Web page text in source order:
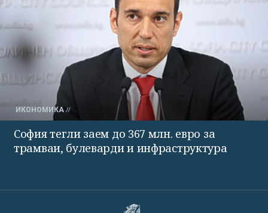
ИКОНОМИКА
София тегли заем до 367 млн. евро за
трамваи, булеварди и инфраструктура